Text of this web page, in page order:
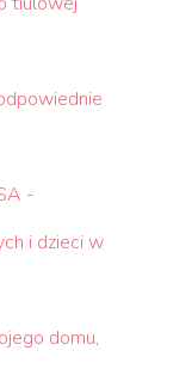
-
i dzieci w
domu,